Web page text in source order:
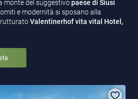
monte del suggestivopaese di Siusi
e modernità si sposano alla
Valentinerhof vita vital Hotel,